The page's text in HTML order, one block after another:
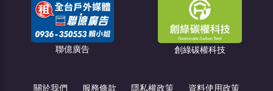
關於我們 服務條款 隱私權政策 資料使用政策